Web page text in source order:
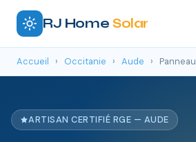
RJ Home Solar
Accueil › Occitanie › Aude ›
ARTISAN CERTIFIÉ RGE — AUDE